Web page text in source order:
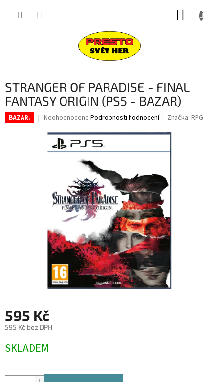
STRANGER OF PARADISE - FINAL
FANTASY ORIGIN (PS5 - BAZAR)
BAZAR.
Průměrné
produktu
0,0
hvězdiček.
Neohodnoceno Podrobnosti hodnocení Značka:RPG
595 Kč
595 Kč bez DPH
cena:
SKLADEM